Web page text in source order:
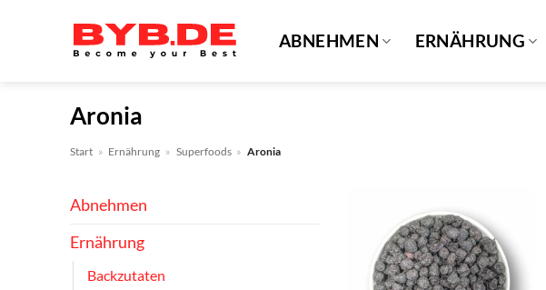
ABNEHMEN ERNÄHRUNG
Aronia
Start » Ernährung » Superfoods » Aronia
Abnehmen
Ernährung
Backzutaten